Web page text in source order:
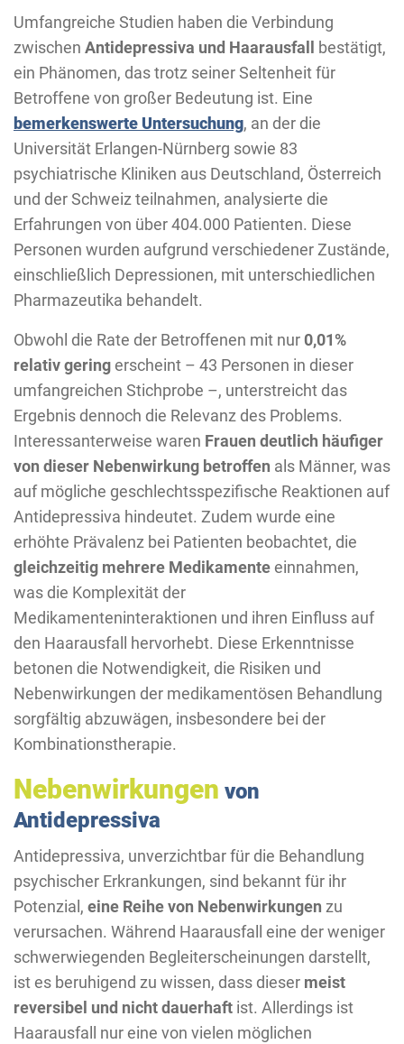
Umfangreiche Studien haben die Verbindung
zwischen Antidepressiva und Haarausfall
bestätigt,
ein Phänomen, das trotz seiner Seltenheit für
Betroffene von großer Bedeutung ist. Eine
bemerkenswerte Untersuchung, an der die
Universität Erlangen-Nürnberg sowie 83
psychiatrische Kliniken aus Deutschland, Österreich
und der Schweiz teilnahmen, analysierte die
Erfahrungen von über 404.000 Patienten. Diese
Personen wurden aufgrund verschiedener Zustände,
einschließlich Depressionen, mit unterschiedlichen
Pharmazeutika behandelt.
Obwohl die Rate der Betroffenen mit nur0,01%
relativ geringerscheint – 43 Personen in dieser
umfangreichen Stichprobe –, unterstreicht das
Ergebnis dennoch die Relevanz des Problems.
Interessanterweise waren Frauen deutlich häufiger
von dieser Nebenwirkung betroffen als Männer, was
auf mögliche geschlechtsspezifische Reaktionen auf
Antidepressiva hindeutet. Zudem wurde eine
erhöhte Prävalenz bei Patienten beobachtet, die
gleichzeitig mehrere Medikamenteeinnahmen,
was die Komplexität der
Medikamenteninteraktionen und ihren Einfluss auf
den Haarausfall hervorhebt. Diese Erkenntnisse
betonen die Notwendigkeit, die Risiken und
Nebenwirkungen der medikamentösen Behandlung
sorgfältig abzuwägen, insbesondere bei der
Kombinationstherapie.
Nebenwirkungen von
Antidepressiva
Antidepressiva, unverzichtbar für die Behandlung
psychischer Erkrankungen, sind bekannt für ihr
Potenzial, eine Reihe von Nebenwirkungen zu
verursachen. Während Haarausfall eine der weniger
schwerwiegenden Begleiterscheinungen darstellt,
ist es beruhigend zu wissen, dass dieser meist
reversibel und nicht dauerhaft ist. Allerdings ist
Haarausfall nur eine von vielen möglichen